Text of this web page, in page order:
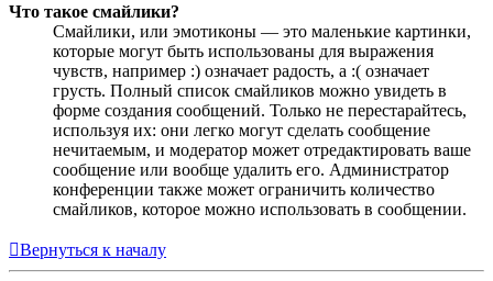
Что такое смайлики?
Смайлики, или эмотиконы — это маленькие картинки,
которые могут быть использованы для выражения
чувств, например :) означает радость, а :( означает
грусть. Полный список смайликов можно увидеть в
форме создания сообщений. Только не перестарайтесь,
используя их: они легко могут сделать сообщение
нечитаемым, и модератор может отредактировать ваше
сообщение или вообще удалить его. Администратор
конференции также может ограничить количество
смайликов, которое можно использовать в сообщении.
Вернуться к началу